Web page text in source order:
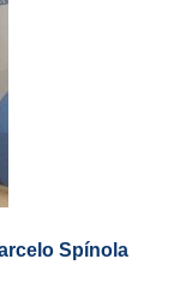
Spínola